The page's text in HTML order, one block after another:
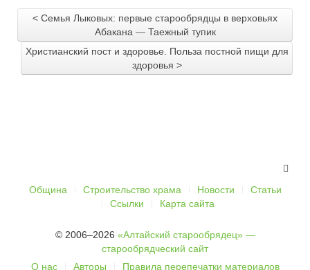
< Семья Лыковых: первые старообрядцы в верховьях
Абакана — Таежный тупик
Христианский пост и здоровье. Польза постной пищи для
здоровья >
Община Строительство храма Новости
Статьи
Ссылки
Карта сайта
© 2006–2026 «Алтайский старообрядец» —
старообрядческий сайт
О нас
Авторы Правила перепечатки материалов